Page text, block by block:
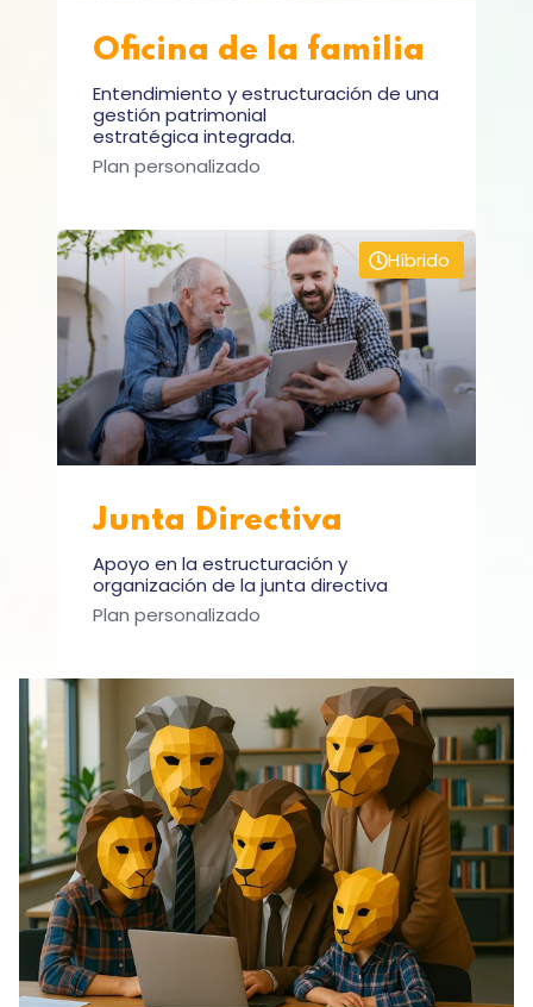
Oficina de la familia
Entendimiento y estructuración de una
gestión patrimonial
estratégica integrada.
Plan personalizado
Híbrido
Junta Directiva
Apoyo en la estructuración y
organización de la junta directiva
Plan personalizado